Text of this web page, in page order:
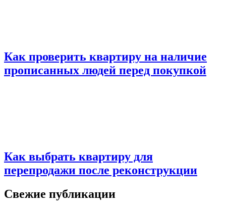
Как проверить квартиру на наличие
прописанных людей перед покупкой
Как выбрать квартиру для
перепродажи после реконструкции
Свежие публикации